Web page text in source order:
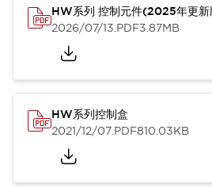
HW系列 控制元件(2025年更
2026/07/13.PDF3.87MB
HW系列控制盒
2021/12/07.PDF810.03KB